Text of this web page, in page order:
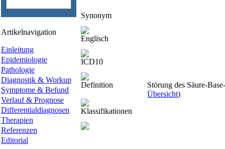
Artikelnavigation
Einleitung
Epidemiologie
Pathologie
Diagnostik & Workup
Symptome & Befund
Verlauf & Prognose
Differentialdiagnosen
Therapien
Referenzen
Editorial
Synonym
Englisch
ICD10
Definition
Störung des Säure-
Übersicht)
Klassifikationen